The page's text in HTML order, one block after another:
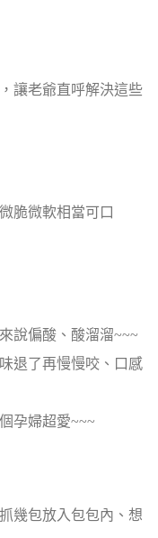
讓老爺直呼解決這些
脆微軟相當可口
說偏酸、酸溜溜~~~
退了再慢慢咬、口感
孕婦超愛~~~
幾包放入包包內、想